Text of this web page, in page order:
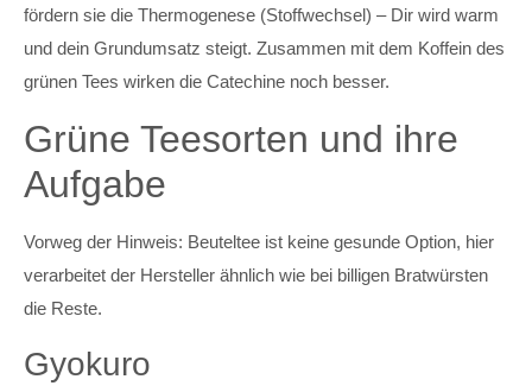
fördern sie die Thermogenese (Stoffwechsel) – Dir wird warm
und dein Grundumsatz steigt. Zusammen mit dem Koffein des
grünen Tees wirken die Catechine noch besser.
Grüne Teesorten und ihre
Aufgabe
Vorweg der Hinweis: Beuteltee ist keine gesunde Option, hier
verarbeitet der Hersteller ähnlich wie bei billigen Bratwürsten
die Reste.
Gyokuro